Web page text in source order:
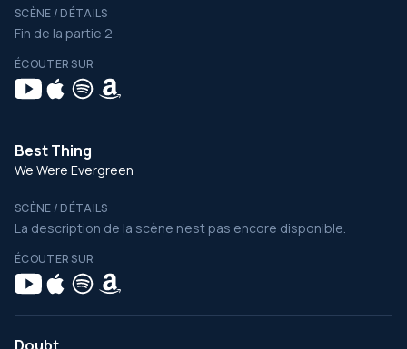
SCÈNE / DÉTAILS
Fin de la partie 2
ÉCOUTER SUR
Best Thing
We Were Evergreen
SCÈNE / DÉTAILS
La description de la scène n’est pas encore disponible.
ÉCOUTER SUR